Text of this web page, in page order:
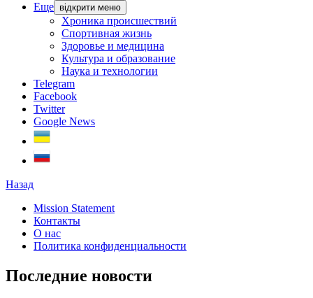
Еще відкрити меню
Хроника происшествий
Спортивная жизнь
Здоровье и медицина
Культура и образование
Наука и технологии
Telegram
Facebook
Twitter
Google News
Назад
Mission Statement
Контакты
О нас
Политика конфиденциальности
Последние новости